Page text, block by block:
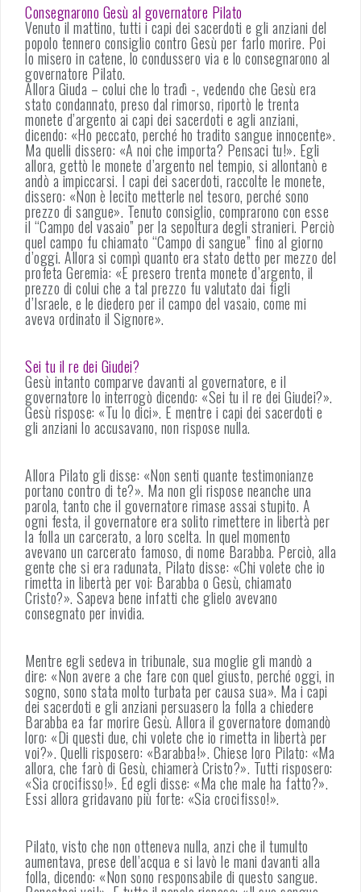
Consegnarono Gesù al governatore Pilato
Venuto il mattino, tutti i capi dei sacerdoti e gli anziani del
popolo tennero consiglio contro Gesù per farlo morire. Poi
lo misero in catene, lo condussero via e lo consegnarono al
governatore Pilato.
Allora Giuda – colui che lo tradì -, vedendo che Gesù era
stato condannato, preso dal rimorso, riportò le trenta
monete d’argento ai capi dei sacerdoti e agli anziani,
dicendo: «Ho peccato, perché ho tradito sangue innocente».
Ma quelli dissero: «A noi che importa? Pensaci tu!». Egli
allora, gettò le monete d’argento nel tempio, si allontanò e
andò a impiccarsi. I capi dei sacerdoti, raccolte le monete,
dissero: «Non è lecito metterle nel tesoro, perché sono
prezzo di sangue». Tenuto consiglio, comprarono con esse
il “Campo del vasaio” per la sepoltura degli stranieri. Perciò
quel campo fu chiamato “Campo di sangue” fino al giorno
d’oggi. Allora si compì quanto era stato detto per mezzo del
profeta Geremia: «E presero trenta monete d’argento, il
prezzo di colui che a tal prezzo fu valutato dai figli
d’Israele, e le diedero per il campo del vasaio, come mi
aveva ordinato il Signore».
Sei tu il re dei Giudei?
Gesù intanto comparve davanti al governatore, e il
governatore lo interrogò dicendo: «Sei tu il re dei Giudei?».
Gesù rispose: «Tu lo dici». E mentre i capi dei sacerdoti e
gli anziani lo accusavano, non rispose nulla.
Allora Pilato gli disse: «Non senti quante testimonianze
portano contro di te?». Ma non gli rispose neanche una
parola, tanto che il governatore rimase assai stupito. A
ogni festa, il governatore era solito rimettere in libertà per
la folla un carcerato, a loro scelta. In quel momento
avevano un carcerato famoso, di nome Barabba. Perciò, alla
gente che si era radunata, Pilato disse: «Chi volete che io
rimetta in libertà per voi: Barabba o Gesù, chiamato
Cristo?». Sapeva bene infatti che glielo avevano
consegnato per invidia.
Mentre egli sedeva in tribunale, sua moglie gli mandò a
dire: «Non avere a che fare con quel giusto, perché oggi, in
sogno, sono stata molto turbata per causa sua». Ma i capi
dei sacerdoti e gli anziani persuasero la folla a chiedere
Barabba ea far morire Gesù. Allora il governatore domandò
loro: «Di questi due, chi volete che io rimetta in libertà per
voi?». Quelli risposero: «Barabba!». Chiese loro Pilato: «Ma
allora, che farò di Gesù, chiamerà Cristo?». Tutti risposero:
«Sia crocifisso!». Ed egli disse: «Ma che male ha fatto?».
Essi allora gridavano più forte: «Sia crocifisso!».
Pilato, visto che non otteneva nulla, anzi che il tumulto
aumentava, prese dell’acqua e si lavò le mani davanti alla
folla, dicendo: «Non sono responsabile di questo sangue.